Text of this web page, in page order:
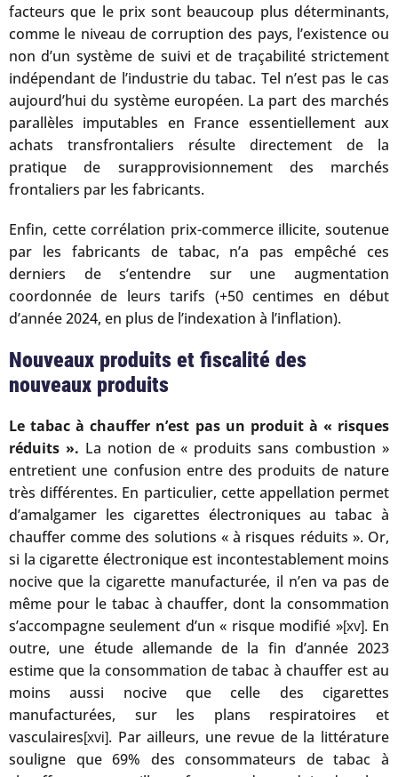
facteurs que le prix sont beaucoup plus déterminants,
comme le niveau de corruption des pays, l’existence ou
non d’un système de suivi et de traçabilité strictement
indépendant de l’industrie du tabac. Tel n’est pas le cas
aujourd’hui du système européen. La part des marchés
parallèles imputables en France essentiellement aux
achats transfrontaliers résulte directement de la
pratique de surapprovisionnement des marchés
frontaliers par les fabricants.
Enfin, cette corrélation prix-commerce illicite, soutenue
par les fabricants de tabac, n’a pas empêché ces
derniers de s’entendre sur une augmentation
coordonnée de leurs tarifs (+50 centimes en début
d’année 2024, en plus de l’indexation à l’inflation).
Nouveaux produits et fiscalité des
nouveaux produits
Le tabac à chauffer n’est pas un produit à « risques
réduits ». La notion de « produits sans combustion »
entretient une confusion entre des produits de nature
très différentes. En particulier, cette appellation permet
d’amalgamer les cigarettes électroniques au tabac à
chauffer comme des solutions « à risques réduits ». Or,
si la cigarette électronique est incontestablement moins
nocive que la cigarette manufacturée, il n’en va pas de
même pour le tabac à chauffer, dont la consommation
s’accompagne seulement d’un « risque modifié »[xv]. En
outre, une étude allemande de la fin d’année 2023
estime que la consommation de tabac à chauffer est au
moins aussi nocive que celle des cigarettes
manufacturées, sur les plans respiratoires et
vasculaires[xvi]. Par ailleurs, une revue de la littérature
souligne que 69% des consommateurs de tabac à